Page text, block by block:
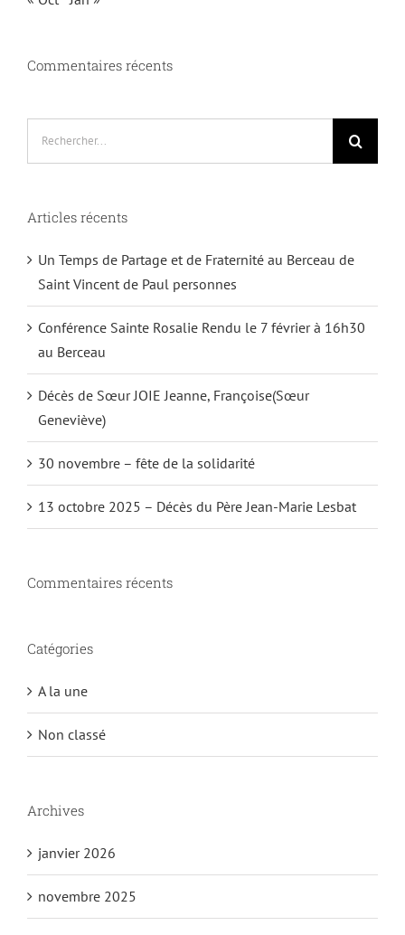
Commentaires récents
Articles récents
Un Temps de Partage et de Fraternité au Berceau de
Saint Vincent de Paul personnes
Conférence Sainte Rosalie Rendu le 7 février à 16h30
au Berceau
Décès de Sœur JOIE Jeanne, Françoise(Sœur
Geneviève)
30 novembre – fête de la solidarité
13 octobre 2025 – Décès du Père Jean-Marie Lesbat
Commentaires récents
Catégories
A la une
Non classé
Archives
janvier 2026
novembre 2025